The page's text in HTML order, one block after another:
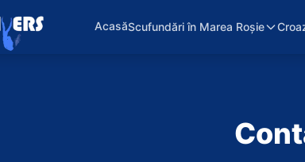
AcasăScufundări în Marea Roșie